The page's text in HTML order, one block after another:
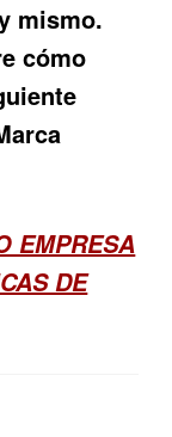
mismo.
cómo
EMPRESA
DE